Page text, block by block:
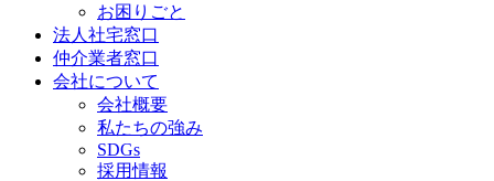
お困りごと
法人社宅窓口
仲介業者窓口
会社について
会社概要
私たちの強み
SDGs
採用情報